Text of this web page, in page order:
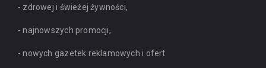
- zdrowej i świeżej żywności,
- najnowszych promocji,
- nowych gazetek reklamowych i ofert